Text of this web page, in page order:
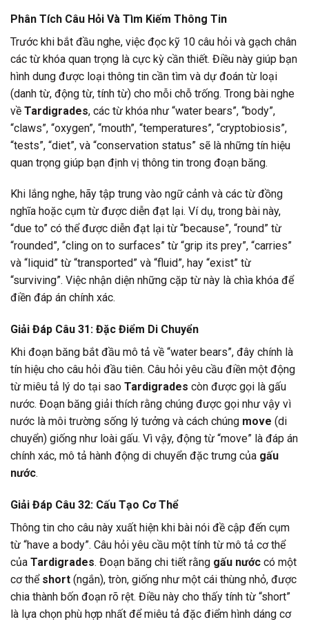
Phân Tích Câu Hỏi Và Tìm Kiếm Thông Tin
Trước khi bắt đầu nghe, việc đọc kỹ 10 câu hỏi và gạch chân
các từ khóa quan trọng là cực kỳ cần thiết. Điều này giúp bạn
hình dung được loại thông tin cần tìm và dự đoán từ loại
(danh từ, động từ, tính từ) cho mỗi chỗ trống. Trong bài nghe
về Tardigrades, các từ khóa như “water bears”, “body”,
“claws”, “oxygen”, “mouth”, “temperatures”, “cryptobiosis”,
“tests”, “diet”, và “conservation status” sẽ là những tín hiệu
quan trọng giúp bạn định vị thông tin trong đoạn băng.
Khi lắng nghe, hãy tập trung vào ngữ cảnh và các từ đồng
nghĩa hoặc cụm từ được diễn đạt lại. Ví dụ, trong bài này,
“due to” có thể được diễn đạt lại từ “because”, “round” từ
“rounded”, “cling on to surfaces” từ “grip its prey”, “carries”
và “liquid” từ “transported” và “fluid”, hay “exist” từ
“surviving”. Việc nhận diện những cặp từ này là chìa khóa để
điền đáp án chính xác.
Giải Đáp Câu 31: Đặc Điểm Di Chuyển
Khi đoạn băng bắt đầu mô tả về “water bears”, đây chính là
tín hiệu cho câu hỏi đầu tiên. Câu hỏi yêu cầu điền một động
từ miêu tả lý do tại sao Tardigrades còn được gọi là gấu
nước. Đoạn băng giải thích rằng chúng được gọi như vậy vì
nước là môi trường sống lý tưởng và cách chúng move (di
chuyển) giống như loài gấu. Vì vậy, động từ “move” là đáp án
chính xác, mô tả hành động di chuyển đặc trưng của gấu
nước.
Giải Đáp Câu 32: Cấu Tạo Cơ Thể
Thông tin cho câu này xuất hiện khi bài nói đề cập đến cụm
từ “have a body”. Câu hỏi yêu cầu một tính từ mô tả cơ thể
của Tardigrades. Đoạn băng chi tiết rằng gấu nước có một
cơ thể short (ngắn), tròn, giống như một cái thùng nhỏ, được
chia thành bốn đoạn rõ rệt. Điều này cho thấy tính từ “short”
là lựa chọn phù hợp nhất để miêu tả đặc điểm hình dáng cơ